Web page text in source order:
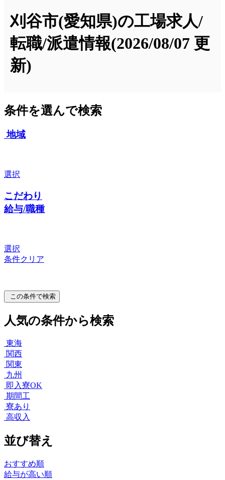
刈谷市(愛知県)の工場求人/
転職/派遣情報(2026/08/07 更
新)
条件を選んで検索
地域
選択
こだわり
給与/職種
選択
条件クリア
この条件で検索
人気の条件から検索
東海
関西
関東
九州
即入寮OK
期間工
寮あり
高収入
並び替え
おすすめ順
給与が高い順